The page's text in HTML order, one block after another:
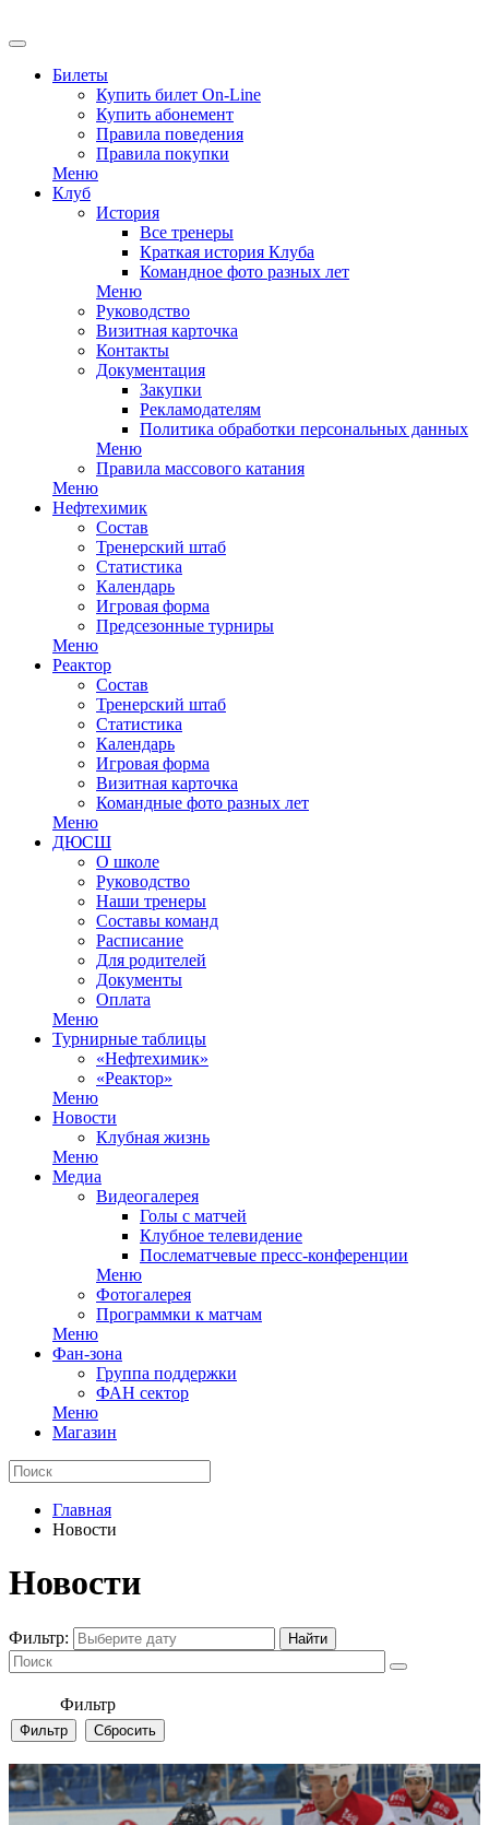
Билеты
Купить билет On-Line
Купить абонемент
Правила поведения
Правила покупки
Меню
Клуб
История
Все тренеры
Краткая история Клуба
Командное фото разных лет
Меню
Руководство
Визитная карточка
Контакты
Документация
Закупки
Рекламодателям
Политика обработки персональных данных
Меню
Правила массового катания
Меню
Нефтехимик
Состав
Тренерский штаб
Статистика
Календарь
Игровая форма
Предсезонные турниры
Меню
Реактор
Состав
Тренерский штаб
Статистика
Календарь
Игровая форма
Визитная карточка
Командные фото разных лет
Меню
ДЮСШ
О школе
Руководство
Наши тренеры
Составы команд
Расписание
Для родителей
Документы
Оплата
Меню
Турнирные таблицы
«Нефтехимик»
«Реактор»
Меню
Новости
Клубная жизнь
Меню
Медиа
Видеогалерея
Голы с матчей
Клубное телевидение
Послематчевые пресс-конференции
Меню
Фотогалерея
Программки к матчам
Меню
Фан-зона
Группа поддержки
ФАН сектор
Меню
Магазин
Главная
Новости
Новости
Фильтр:
Фильтр